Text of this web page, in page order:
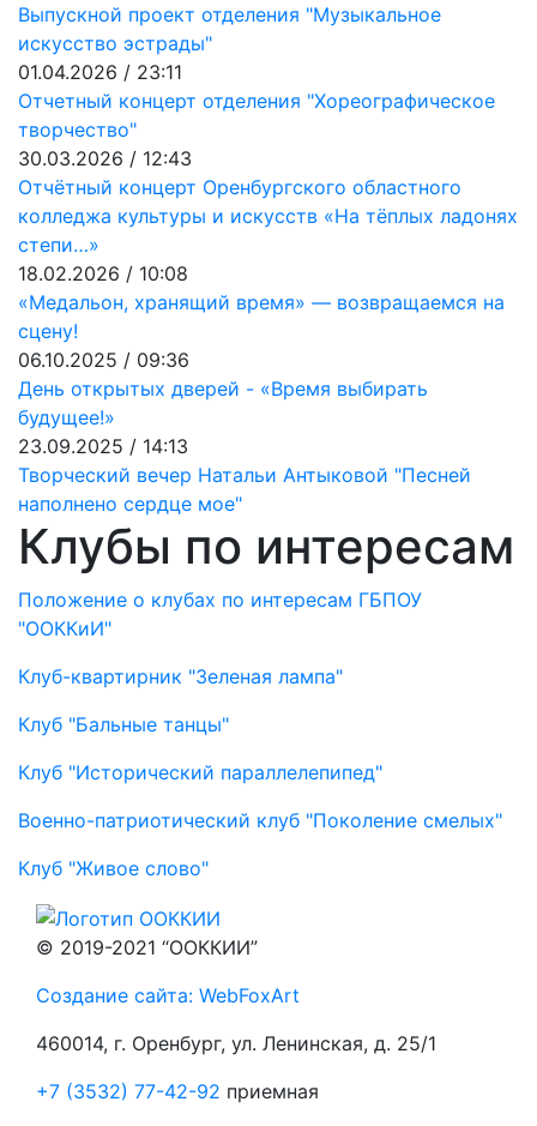
Выпускной проект отделения "Музыкальное
искусство эстрады"
01.04.2026 / 23:11
Отчетный концерт отделения "Хореографическое
творчество"
30.03.2026 / 12:43
Отчётный концерт Оренбургского областного
колледжа культуры и искусств «На тёплых ладонях
степи…»
18.02.2026 / 10:08
«Медальон, хранящий время» — возвращаемся на
сцену!
06.10.2025 / 09:36
День открытых дверей - «Время выбирать
будущее!»
23.09.2025 / 14:13
Творческий вечер Натальи Антыковой "Песней
наполнено сердце мое"
Клубы по интересам
Положение о клубах по интересам ГБПОУ
"ООККиИ"
Клуб-квартирник "Зеленая лампа"
Клуб "Бальные танцы"
Клуб "Исторический параллелепипед"
Военно-патриотический клуб "Поколение смелых"
Клуб "Живое слово"
© 2019-2021 “ООККИИ”
Создание сайта: WebFoxArt
460014, г. Оренбург, ул. Ленинская, д. 25/1
+7 (3532) 77-42-92 приемная